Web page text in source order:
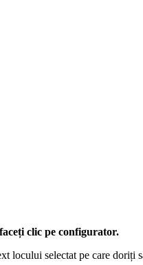
clic pe configurator.
locului selectat pe care doriți